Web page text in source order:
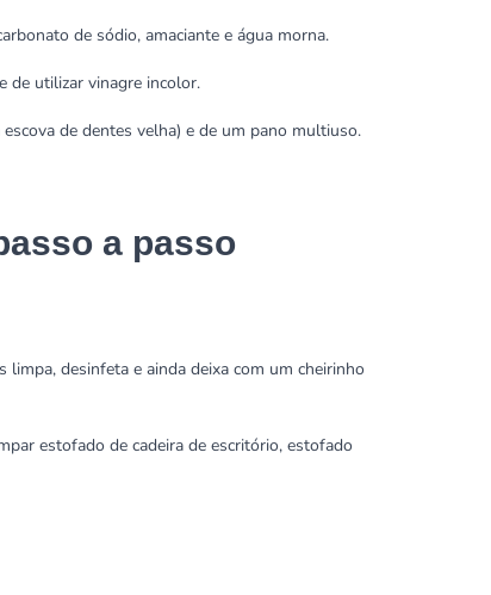
de sódio, amaciante e água morna.
de utilizar vinagre incolor.
de dentes velha) e de um pano multiuso.
a passo
desinfeta e ainda deixa com um cheirinho
estofado de cadeira de escritório, estofado